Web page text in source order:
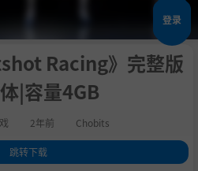
登录
Racing》完整版
|容量4GB
2年前 Chobits
跳转下载